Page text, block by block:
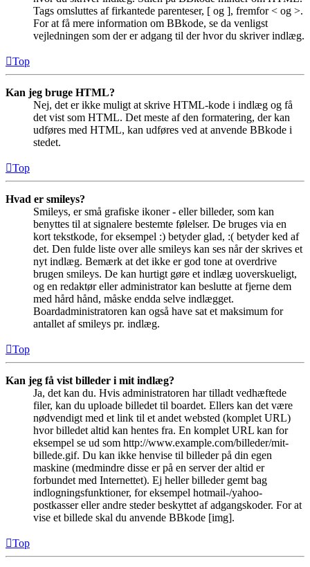
Tags omsluttes af firkantede parenteser, [ og ], fremfor < og >.
For at få mere information om BBkode, se da venligst
vejledningen som der er adgang til der hvor du skriver indlæg.
Top
Kan jeg bruge HTML?
Nej, det er ikke muligt at skrive HTML-kode i indlæg og få
det vist som HTML. Det meste af den formatering, der kan
udføres med HTML, kan udføres ved at anvende BBkode i
stedet.
Top
Hvad er smileys?
Smileys, er små grafiske ikoner - eller billeder, som kan
benyttes til at signalere bestemte følelser. De bruges via en
kort tekstkode, for eksempel :) betyder glad, :( betyder ked af
det. Den fulde liste over alle smileys kan ses når der skrives et
nyt indlæg. Bemærk at det ikke er god tone at overdrive
brugen smileys. De kan hurtigt gøre et indlæg uoverskueligt,
og en redaktør eller administrator kan beslutte at fjerne dem
med hård hånd, måske endda selve indlægget.
Boardadministratoren kan også have sat et maksimum for
antallet af smileys pr. indlæg.
Top
Kan jeg få vist billeder i mit indlæg?
Ja, det kan du. Hvis administratoren har tilladt vedhæftede
filer, kan du uploade billedet til boardet. Ellers kan det være
nødvendigt med et link til et andet websted (komplet URL)
hvor billedet altid kan hentes fra. En komplet URL kan for
eksempel se ud som http://www.example.com/billeder/mit-
billede.gif. Du kan ikke henvise til billeder på din egen
maskine (medmindre disse er på en server der altid er
forbundet med Internettet). Ej heller billeder gemt bag
indlogningsfunktioner, for eksempel hotmail-/yahoo-
postkasser eller andre steder beskyttet af adgangskoder. For at
vise et billede skal du anvende BBkode [img].
Top